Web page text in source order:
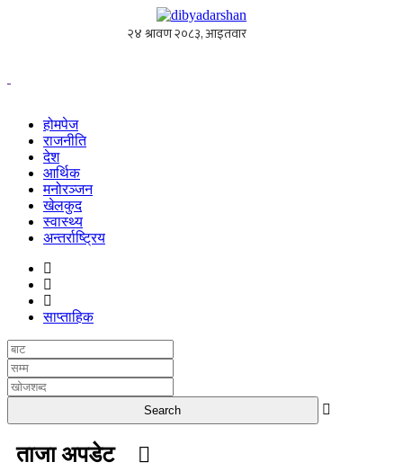
होमपेज
राजनीति
देश
आर्थिक
मनोरञ्जन
खेलकुद
स्वास्थ्य
अन्तर्राष्ट्रिय
साप्ताहिक
ताजा अपडेट